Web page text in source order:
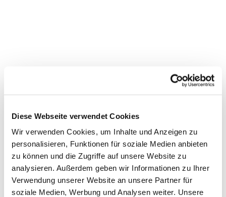
Diese Webseite verwendet Cookies
Wir verwenden Cookies, um Inhalte und Anzeigen zu
personalisieren, Funktionen für soziale Medien anbieten
zu können und die Zugriffe auf unsere Website zu
analysieren. Außerdem geben wir Informationen zu Ihrer
Verwendung unserer Website an unsere Partner für
soziale Medien, Werbung und Analysen weiter. Unsere